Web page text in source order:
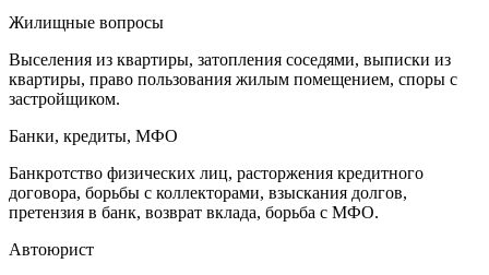
Жилищные вопросы
Выселения из квартиры, затопления соседями, выписки из
квартиры, право пользования жилым помещением, споры с
застройщиком.
Банки, кредиты, МФО
Банкротство физических лиц, расторжения кредитного
договора, борьбы с коллекторами, взыскания долгов,
претензия в банк, возврат вклада, борьба с МФО.
Автоюрист